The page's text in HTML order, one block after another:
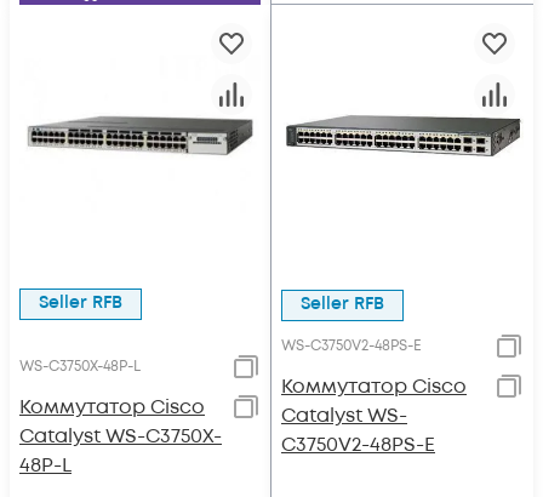
Seller RFB
WS-C3750X-48P-L
Коммутатор Cisco
Catalyst WS-C3750X-
48P-L
Seller RFB
WS-C3750V2-48PS-E
Коммутатор Cisco
Catalyst WS-
C3750V2-48PS-E